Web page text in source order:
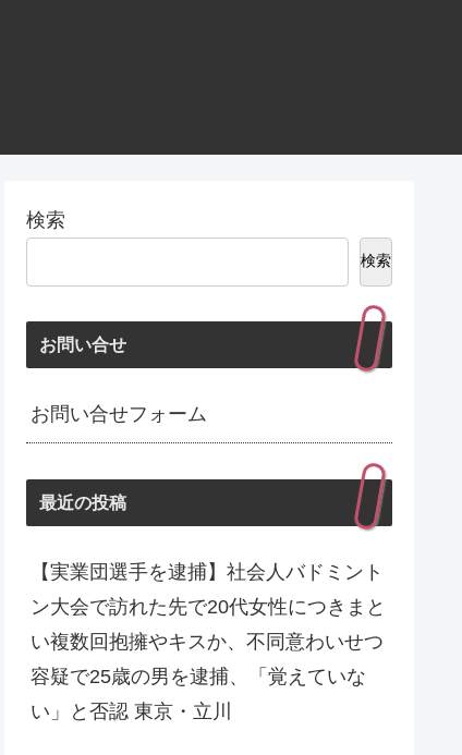
検索
検索
お問い合せ
お問い合せフォーム
最近の投稿
【実業団選手を逮捕】社会人バドミント
ン大会で訪れた先で20代女性につきまと
い複数回抱擁やキスか、不同意わいせつ
容疑で25歳の男を逮捕、「覚えていな
い」と否認 東京・立川